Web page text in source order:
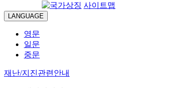
사이트맵
LANGUAGE
영문
일문
중문
재난/지진관련안내